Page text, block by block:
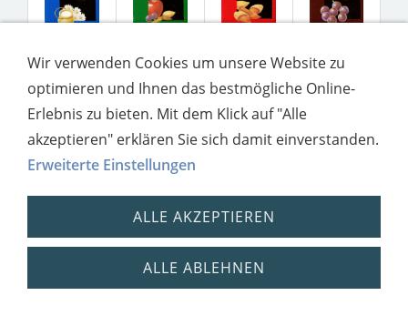
Impressum Datenschutz
Wir verwenden Cookies um unsere Website zu
optimieren und Ihnen das bestmögliche Online-
Erlebnis zu bieten. Mit dem Klick auf "Alle
akzeptieren" erklären Sie sich damit einverstanden.
Erweiterte Einstellungen
ALLE AKZEPTIEREN
ALLE ABLEHNEN